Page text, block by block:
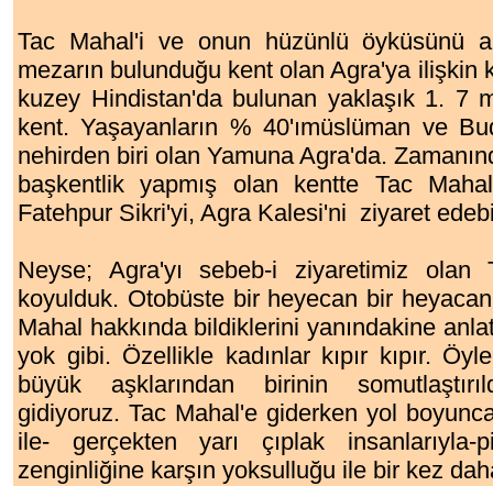
Tac Mahal'i ve onun hüzünlü öyküsünü
mezarın bulunduğu kent olan Agra'ya ilişkin
kuzey Hindistan'da bulunan yaklaşık 1. 7
kent. Yaşayanların % 40'ımüslüman ve
nehirden biri olan Yamuna Agra'da.
başkentlik yapmış olan kentte Tac
Fatehpur Sikri'yi, Agra Kalesi'ni ziyaret
Neyse; Agra'yı sebeb-i ziyaretimiz
koyulduk. Otobüste bir heyecan bir
Mahal hakkında bildiklerini yanındakine
yok gibi. Özellikle kadınlar kıpır kıpır.
büyük aşklarından birinin
gidiyoruz. Tac Mahal'e giderken yol
ile- gerçekten yarı çıplak
zenginliğine karşın yoksulluğu ile bir kez